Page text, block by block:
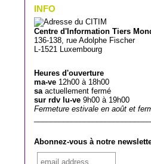
INFO
Centre d'Information Tiers
136-138, rue Adolphe Fischer
L-1521 Luxembourg
Heures d'ouverture
ma-ve 12h00 à 18h00
saactuellement fermé
sur rdv lu-ve 9h00 à 19h00
Fermeture estivale en août et
Abonnez-vous à notre